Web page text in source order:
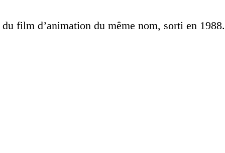
film d’animation du même nom, sorti en 1988.